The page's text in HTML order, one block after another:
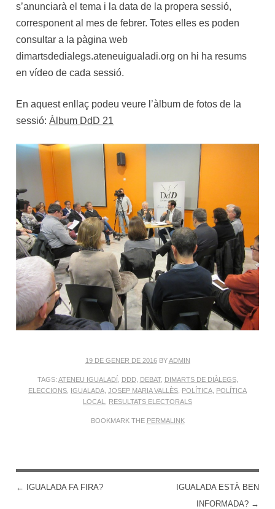
s’anunciarà el tema i la data de la propera sessió,
corresponent al mes de febrer. Totes elles es poden
consultar a la pàgina web
dimartsdedialegs.ateneuigualadi.org on hi ha resums
en vídeo de cada sessió.
En aquest enllaç podeu veure l’àlbum de fotos de la
sessió:Àlbum DdD 21
19 DE GENER DE 2016BYADMIN
TAGS: ATENEU IGUALADÍ DDD, DEBAT, DIMARTS DE DIÀLEGS,
ELECCIONS IGUALADA JOSEP MARIA VALLÈS POLÍTICA POLÍTICA
LOCAL
RESULTATS ELECTORALS
BOOKMARK THE PERMALINK
POST NAVIGATION
← IGUALADA FA FIRA?
IGUALADA ESTÀ BEN
INFORMADA? →